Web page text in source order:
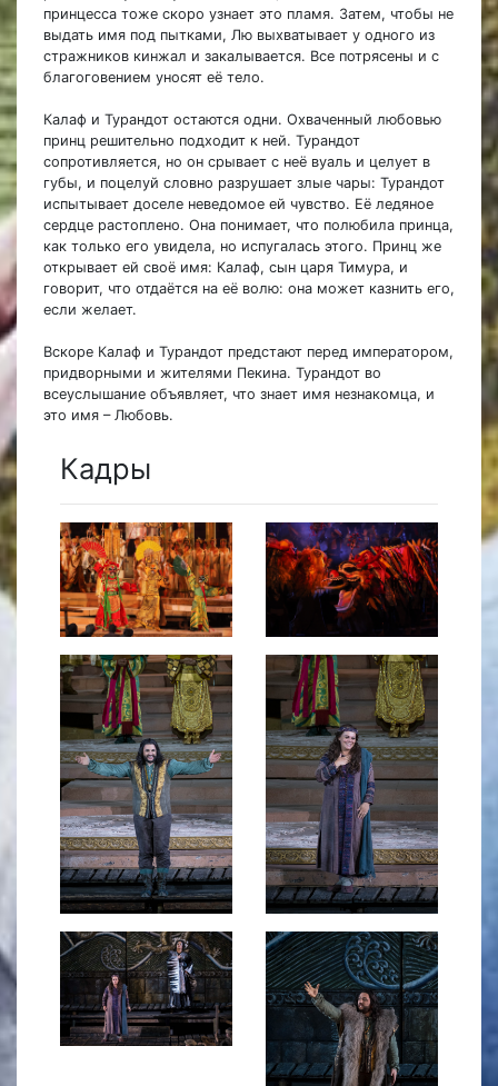
принцесса тоже скоро узнает это пламя. Затем, чтобы не
выдать имя под пытками, Лю выхватывает у одного из
стражников кинжал и закалывается. Все потрясены и с
благоговением уносят её тело.
Калаф и Турандот остаются одни. Охваченный любовью
принц решительно подходит к ней. Турандот
сопротивляется, но он срывает с неё вуаль и целует в
губы, и поцелуй словно разрушает злые чары: Турандот
испытывает доселе неведомое ей чувство. Её ледяное
сердце растоплено. Она понимает, что полюбила принца,
как только его увидела, но испугалась этого. Принц же
открывает ей своё имя: Калаф, сын царя Тимура, и
говорит, что отдаётся на её волю: она может казнить его,
если желает.
Вскоре Калаф и Турандот предстают перед императором,
придворными и жителями Пекина. Турандот во
всеуслышание объявляет, что знает имя незнакомца, и
это имя – Любовь.
Кадры